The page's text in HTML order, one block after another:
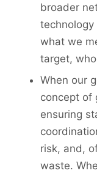
broader
what we
target,
When our
concept of
ensuring
risk, and,
waste.